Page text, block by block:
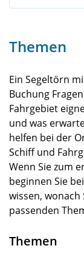
Themen
Ein Segeltörn
Buchung
Fahrgebiet
und was
helfen bei der
Schiff und
Wenn Sie zum
beginnen Sie
wissen, wonach
passenden
Themen